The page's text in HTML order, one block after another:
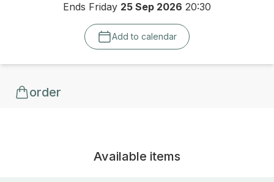
Ends Friday 25 Sep 2026 20:30
Add to calendar
order
Available items